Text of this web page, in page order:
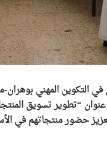
التكوين المهني بوهران-
“تطوير تسويق
حضور منتجاتهم في